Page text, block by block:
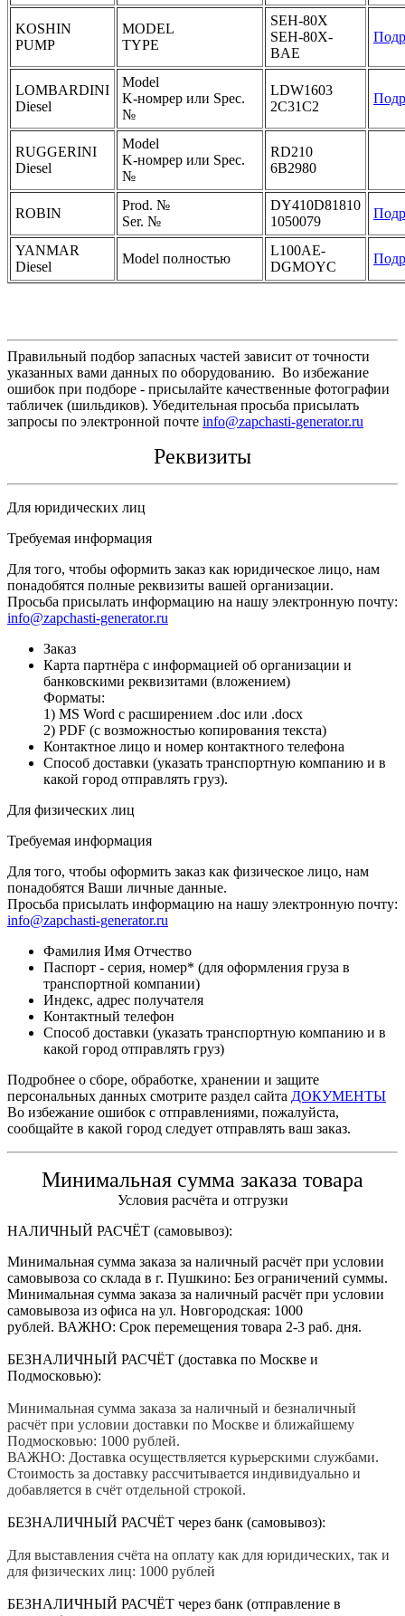
KOSHIN
PUMP
MODEL
TYPE
SEH-80X
SEH-80X-
BAE
LOMBARDINI
Diesel
Model
K-номрер или Spec.
№
LDW1603
2C31C2
RUGGERINI
Diesel
Model
K-номрер или Spec.
№
RD210
6B2980
ROBIN
Prod. №
Ser. №
DY410D81810
1050079
YANMAR
Diesel
Model полностью
L100AE-
DGMOYC
Правильный подбор запасных частей зависит от точности
указанных вами данных по оборудованию. Во избежание
ошибок при подборе - присылайте качественные фотографии
табличек (шильдиков). Убедительная просьба присылать
запросы по электронной почте info@zapchasti-generator.ru
Реквизиты
Для юридических лиц
Требуемая информация
Для того, чтобы оформить заказ как юридическое лицо, нам
понадобятся полные реквизиты вашей организации.
Просьба присылать информацию на нашу электронную почту:
info@zapchasti-generator.ru
Заказ
Карта партнёра с информацией об организации и
банковскими реквизитами (вложением)
Форматы:
1) MS Word с расширением .doc или .docx
2) PDF (с возможностью копирования текста)
Контактное лицо и номер контактного телефона
Способ доставки (указать транспортную компанию и в
какой город отправлять груз).
Для физических лиц
Требуемая информация
Для того, чтобы оформить заказ как физическое лицо, нам
понадобятся Ваши личные данные.
Просьба присылать информацию на нашу электронную почту:
info@zapchasti-generator.ru
Фамилия Имя Отчество
Паспорт - серия, номер* (для оформления груза в
транспортной компании)
Индекс, адрес получателя
Контактный телефон
Способ доставки (указать транспортную компанию и в
какой город отправлять груз)
Подробнее о сборе, обработке, хранении и защите
персональных данных смотрите раздел сайта ДОКУМЕНТЫ
Во избежание ошибок с отправлениями, пожалуйста,
сообщайте в какой город следует отправлять ваш заказ.
Минимальная сумма заказа товара
Условия расчёта и отгрузки
НАЛИЧНЫЙ РАСЧЁТ (самовывоз):
Минимальная сумма заказа за наличный расчёт при условии
самовывоза со склада в г. Пушкино: Без ограничений суммы.
Минимальная сумма заказа за наличный расчёт при условии
самовывоза из офиса на ул. Новгородская: 1000
рублей. ВАЖНО: Срок перемещения товара 2-3 раб. дня.
БЕЗНАЛИЧНЫЙ РАСЧЁТ (доставка по Москве и
Подмосковью):
Минимальная сумма заказа за наличный и безналичный
расчёт при условии доставки по Москве и ближайшему
Подмосковью: 1000 рублей.
ВАЖНО: Доставка осуществляется курьерскими службами.
Стоимость за доставку рассчитывается индивидуально и
добавляется в счёт отдельной строкой.
БЕЗНАЛИЧНЫЙ РАСЧЁТ через банк (самовывоз):
Для выставления счёта на оплату как для юридических, так и
для физических лиц: 1000 рублей
БЕЗНАЛИЧНЫЙ РАСЧЁТ через банк (отправление в